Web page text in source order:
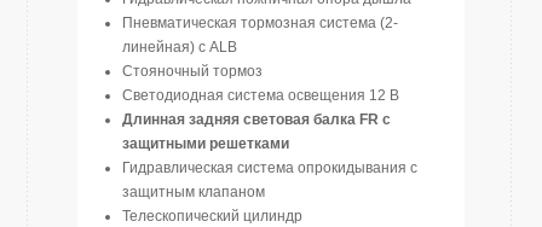
Пневматическая тормозная система (2-
линейная) с ALB
Стояночный тормоз
Светодиодная система освещения 12 В
Длинная задняя световая балка FR с
защитными решетками
Гидравлическая система опрокидывания с
защитным клапаном
Телескопический цилиндр